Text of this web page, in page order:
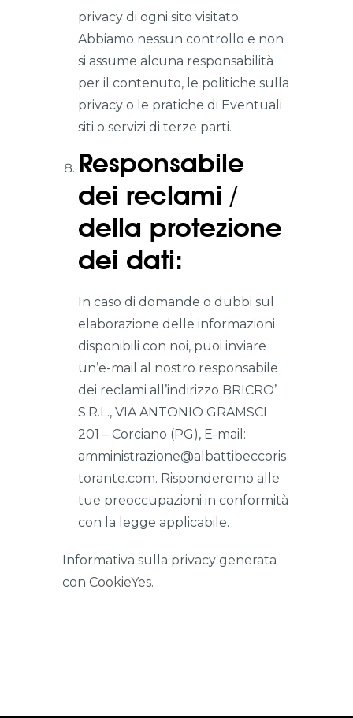
privacy di ogni sito visitato.
Abbiamo nessun controllo e non
si assume alcuna responsabilità
per il contenuto, le politiche sulla
privacy o le pratiche di Eventuali
siti o servizi di terze parti.
Responsabile
dei reclami /
della protezione
dei dati:
In caso di domande o dubbi sul
elaborazione delle informazioni
disponibili con noi, puoi inviare
un’e-mail al nostro responsabile
dei reclami all’indirizzo BRICRO’
S.R.L., VIA ANTONIO GRAMSCI
201 – Corciano (PG), E-mail:
amministrazione@albattibeccoris
torante.com. Risponderemo alle
tue preoccupazioni in conformità
con la legge applicabile.
Informativa sulla privacy generata
con CookieYes.